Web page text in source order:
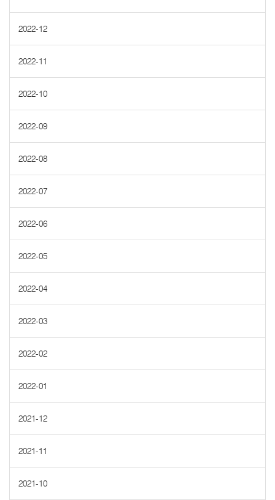
2022-12
2022-11
2022-10
2022-09
2022-08
2022-07
2022-06
2022-05
2022-04
2022-03
2022-02
2022-01
2021-12
2021-11
2021-10